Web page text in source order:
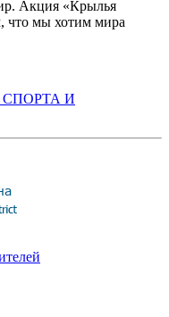
Акция «Крылья
что мы хотим мира
И